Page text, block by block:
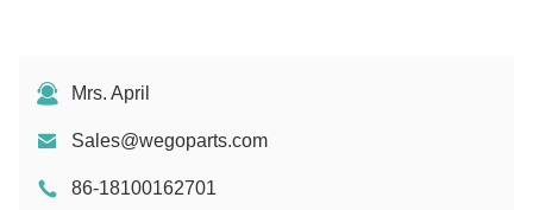
Mrs. April
Sales@wegoparts.com
86-18100162701